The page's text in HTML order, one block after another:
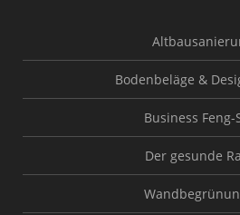
Bodenbeläge &
Business Feng-
Der gesunde